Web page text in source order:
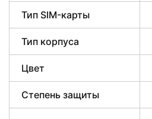
Тип SIM-карты
Тип корпуса
Цвет
Степень защиты